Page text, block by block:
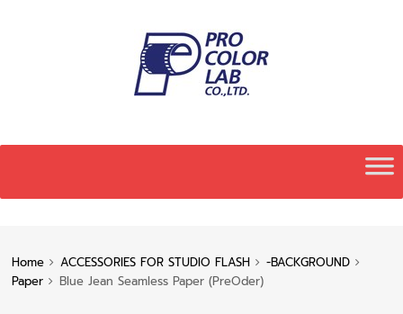
content
Home ACCESSORIES FOR STUDIO FLASH
-BACKGROUND
Paper
Blue Jean Seamless Paper (PreOder)